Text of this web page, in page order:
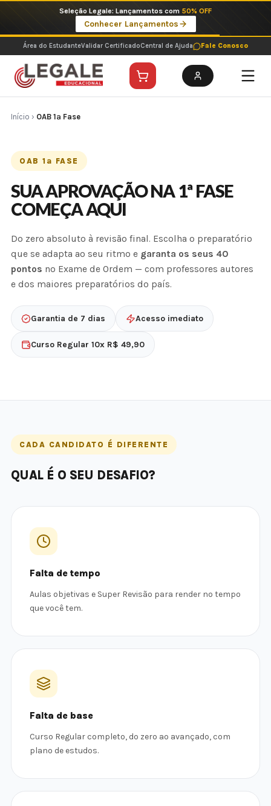
o
conteúdo
Seleção Legale: Lançamentos com 50% OFF
Conhecer Lançamentos
Área do EstudanteValidar CertificadoCentral de Ajuda Fale Conosco
Início › OAB 1ª Fase
OAB 1ª FASE
SUA APROVAÇÃO NA 1ª FASE
COMEÇA AQUI
Do zero absoluto à revisão final. Escolha o preparatório
que se adapta ao seu ritmo e garanta os seus 40
pontos no Exame de Ordem — com professores autores
e dos maiores preparatórios do país.
Garantia de 7 dias Acesso imediato
Curso Regular 10x R$ 49,90
CADA CANDIDATO É DIFERENTE
QUAL É O SEU DESAFIO?
Falta de tempo
Aulas objetivas e Super Revisão para render no tempo
que você tem.
Falta de base
Curso Regular completo, do zero ao avançado, com
plano de estudos.